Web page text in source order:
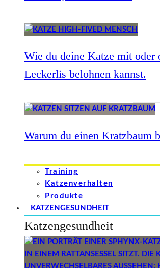
Wie du deine Katze mit oder
Leckerlis belohnen kannst.
Warum du einen Kratzbaum
Training
Katzenverhalten
Produkte
KATZENGESUNDHEIT
Katzengesundheit